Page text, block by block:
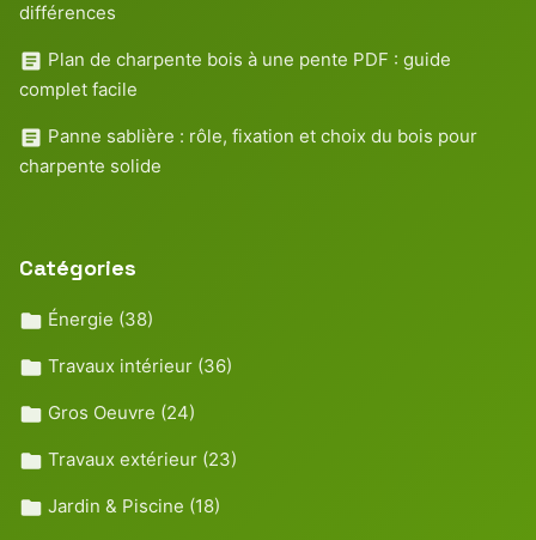
différences
Plan de charpente bois à une pente PDF : guide
complet facile
Panne sablière : rôle, fixation et choix du bois pour
charpente solide
Catégories
Énergie (38)
Travaux intérieur (36)
Gros Oeuvre (24)
Travaux extérieur (23)
Jardin & Piscine (18)